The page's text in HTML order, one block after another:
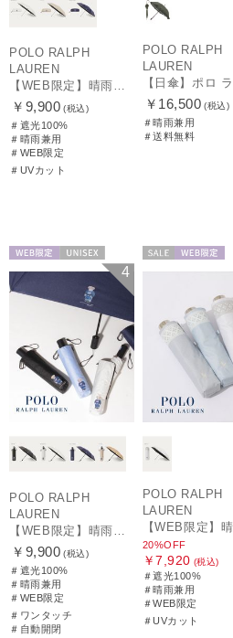
POLO RALPH
LAUREN
【WEB限定】晴雨兼用折りたたみ日傘 ポロ ラルフ ローレン（POLO RALPH LAUREN）ワンポイントベア 遮光100 UV100
￥9,900 (税込)
＃遮光100%
＃晴雨兼用
＃WEB限定
＃UVカット
POLO RALPH
LAUREN
￥16,500 (税込)
＃晴雨兼用
＃送料無料
4
POLO RALPH
LAUREN
￥9,900 (税込)
＃遮光100%
＃晴雨兼用
＃WEB限定
＃ワンタッチ
＃自動開閉
POLO RALPH
LAUREN
20%OFF
￥7,920 (税込)
＃遮光100%
＃晴雨兼用
＃WEB限定
＃UVカット